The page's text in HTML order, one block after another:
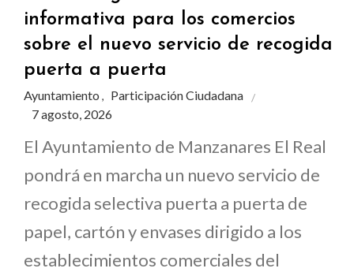
informativa para los comercios
sobre el nuevo servicio de recogida
puerta a puerta
Ayuntamiento , Participación Ciudadana
7 agosto, 2026
El Ayuntamiento de Manzanares El Real
pondrá en marcha un nuevo servicio de
recogida selectiva puerta a puerta de
papel, cartón y envases dirigido a los
establecimientos comerciales del